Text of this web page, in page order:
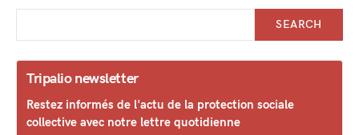
SEARCH
Tripalio newsletter
Restez informés de l'actu de la protection sociale
collective avec notre lettre quotidienne